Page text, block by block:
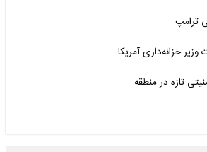
ترامپ
خزانه‌داری آمریکا
تازه در منطقه